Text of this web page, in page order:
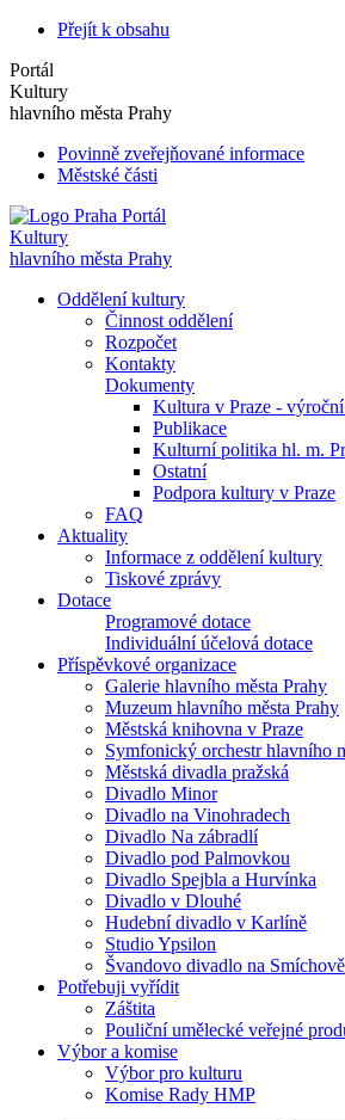
Přejít k obsahu
Portál
Kultury
hlavního města Prahy
Povinně zveřejňované informace
Městské části
Portál
Kultury
hlavního města Prahy
Oddělení kultury
Činnost oddělení
Rozpočet
Kontakty
Dokumenty
Kultura v Praze -
Publikace
Kulturní politika hl. m.
Ostatní
Podpora kultury v Praze
FAQ
Aktuality
Informace z oddělení kultury
Tiskové zprávy
Dotace
Programové dotace
Individuální účelová dotace
Příspěvkové organizace
Galerie hlavního města Prahy
Muzeum hlavního města Prahy
Městská knihovna v Praze
Symfonický orchestr hlavního
Městská divadla pražská
Divadlo Minor
Divadlo na Vinohradech
Divadlo Na zábradlí
Divadlo pod Palmovkou
Divadlo Spejbla a Hurvínka
Divadlo v Dlouhé
Hudební divadlo v Karlíně
Studio Ypsilon
Švandovo divadlo na Smíchově
Potřebuji vyřídit
Záštita
Pouliční umělecké veřejné
Výbor a komise
Výbor pro kulturu
Komise Rady HMP